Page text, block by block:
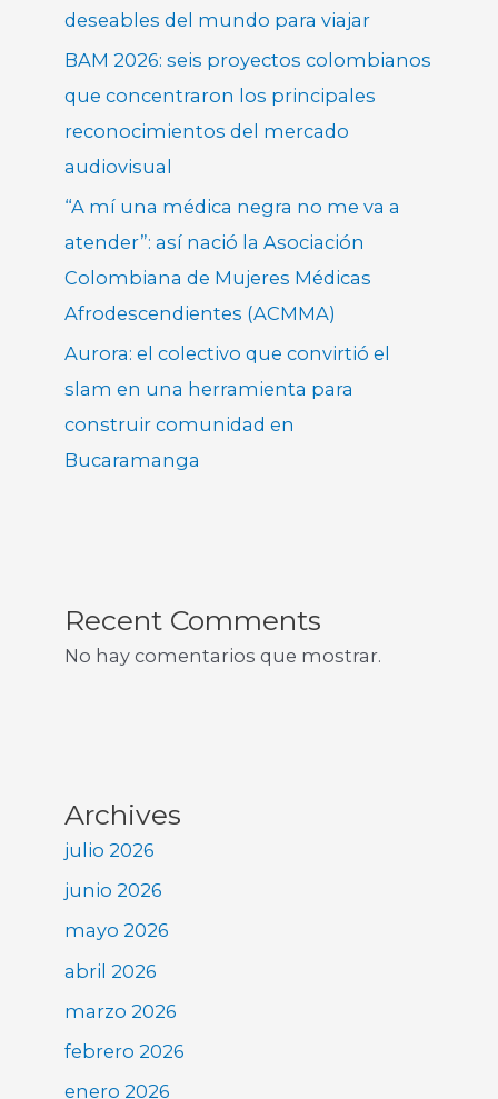
deseables del mundo para viajar
BAM 2026: seis proyectos colombianos
que concentraron los principales
reconocimientos del mercado
audiovisual
“A mí una médica negra no me va a
atender”: así nació la Asociación
Colombiana de Mujeres Médicas
Afrodescendientes (ACMMA)
Aurora: el colectivo que convirtió el
slam en una herramienta para
construir comunidad en
Bucaramanga
Recent Comments
No hay comentarios que mostrar.
Archives
julio 2026
junio 2026
mayo 2026
abril 2026
marzo 2026
febrero 2026
enero 2026